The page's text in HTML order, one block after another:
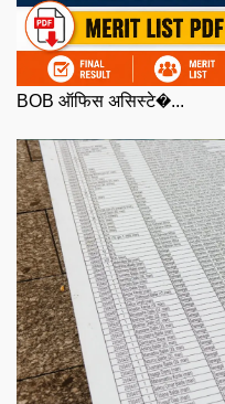
BOB ऑफिस असिस्टे�...